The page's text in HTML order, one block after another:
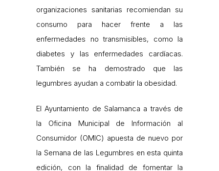
organizaciones sanitarias recomiendan su
consumo para hacer frente a las
enfermedades no transmisibles, como la
diabetes y las enfermedades cardíacas.
También se ha demostrado que las
legumbres ayudan a combatir la obesidad.
El Ayuntamiento de Salamanca a través de
la Oficina Municipal de Información al
Consumidor (OMIC) apuesta de nuevo por
la Semana de las Legumbres en esta quinta
edición, con la finalidad de fomentar la